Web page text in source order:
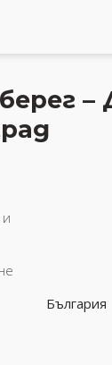
–
България